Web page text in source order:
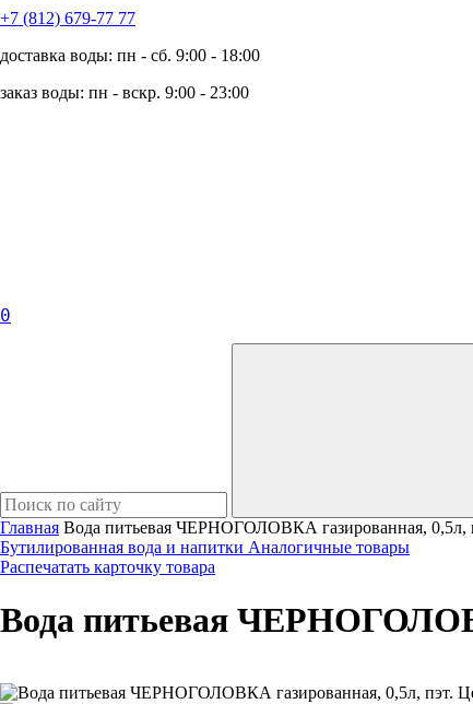
+7 (812) 679-77 77
доставка воды: пн - сб. 9:00 - 18:00
заказ воды: пн - вскр. 9:00 - 23:00
0
Главная Вода питьевая ЧЕРНОГОЛОВКА газированная, 0,5л,
Бутилированная вода и напитки Аналогичные товары
Распечатать карточку товара
Вода питьевая